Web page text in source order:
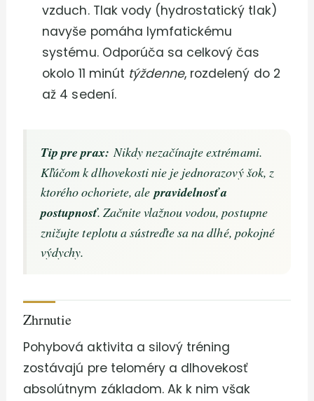
vzduch. Tlak vody (hydrostatický tlak)
navyše pomáha lymfatickému
systému. Odporúča sa celkový čas
okolo 11 minút týždenne, rozdelený do 2
až 4 sedení.
Tip pre prax: Nikdy nezačínajte extrémami.
Kľúčom k dlhovekosti nie je jednorazový šok, z
ktorého ochoriete, alepravidelnosť a
postupnosť. Začnite vlažnou vodou, postupne
znižujte teplotu a sústreďte sa na dlhé, pokojné
výdychy.
Zhrnutie
Pohybová aktivita a silový tréning
zostávajú pre teloméry a dlhovekosť
absolútnym základom. Ak k nim však